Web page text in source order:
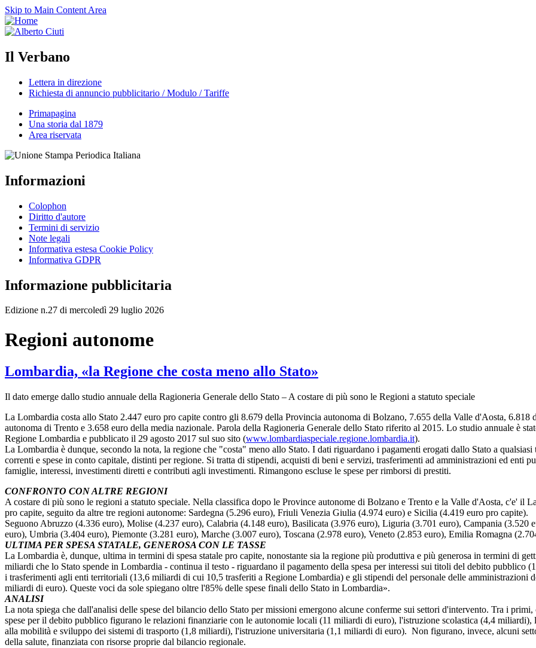
Skip to Main Content Area
Il Verbano
Lettera in direzione
Richiesta di annuncio pubblicitario / Modulo / Tariffe
Primapagina
Una storia dal 1879
Area riservata
Informazioni
Colophon
Diritto d'autore
Termini di servizio
Note legali
Informativa estesa Cookie Policy
Informativa GDPR
Informazione pubblicitaria
Edizione n.27 di mercoledì 29 luglio 2026
Regioni autonome
Lombardia, «la Regione che costa meno allo Stato»
Il dato emerge dallo studio annuale della Ragioneria Generale dello Stato – A costare di più sono le Regioni a statuto speciale
La Lombardia costa allo Stato 2.447 euro pro capite contro gli 8.679 della Provincia autonoma di Bolzano, 7.655 della Valle d'Aosta, 6.818
autonoma di Trento e 3.658 euro della media nazionale. Parola della Ragioneria Generale dello Stato riferito al 2015. Lo studio annuale è
Regione Lombardia e pubblicato il 29 agosto 2017 sul suo sito (www.lombardiaspeciale.regione.lombardia.it).
La Lombardia è dunque, secondo la nota, la regione che "costa" meno allo Stato. I dati riguardano i pagamenti erogati dallo Stato a qualsiasi
correnti e spese in conto capitale, distinti per regione. Si tratta di stipendi, acquisti di beni e servizi, trasferimenti ad amministrazioni ed enti
famiglie, interessi, investimenti diretti e contributi agli investimenti. Rimangono escluse le spese per rimborsi di prestiti.
CONFRONTO CON ALTRE REGIONI
A costare di più sono le regioni a statuto speciale. Nella classifica dopo le Province autonome di Bolzano e Trento e la Valle d'Aosta, c'e' il
pro capite, seguito da altre tre regioni autonome: Sardegna (5.296 euro), Friuli Venezia Giulia (4.974 euro) e Sicilia (4.419 euro pro capite).
Seguono Abruzzo (4.336 euro), Molise (4.237 euro), Calabria (4.148 euro), Basilicata (3.976 euro), Liguria (3.701 euro), Campania (3.520
euro), Umbria (3.404 euro), Piemonte (3.281 euro), Marche (3.007 euro), Toscana (2.978 euro), Veneto (2.853 euro), Emilia Romagna
ULTIMA PER SPESA STATALE, GENEROSA CON LE TASSE
La Lombardia è, dunque, ultima in termini di spesa statale pro capite, nonostante sia la regione più produttiva e più generosa in termini di
miliardi che lo Stato spende in Lombardia - continua il testo - riguardano il pagamento della spesa per interessi sui titoli del debito pubblico
i trasferimenti agli enti territoriali (13,6 miliardi di cui 10,5 trasferiti a Regione Lombardia) e gli stipendi del personale delle amministrazioni
miliardi di euro). Queste voci da sole spiegano oltre l'85% delle spese finali dello Stato in Lombardia».
ANALISI
La nota spiega che dall'analisi delle spese del bilancio dello Stato per missioni emergono alcune conferme sui settori d'intervento. Tra i primi,
spese per il debito pubblico figurano le relazioni finanziarie con le autonomie locali (11 miliardi di euro), l'istruzione scolastica (4,4 miliardi),
alla mobilità e sviluppo dei sistemi di trasporto (1,8 miliardi), l'istruzione universitaria (1,1 miliardi di euro). Non figurano, invece, alcuni
della salute, finanziata con risorse proprie dal bilancio regionale.